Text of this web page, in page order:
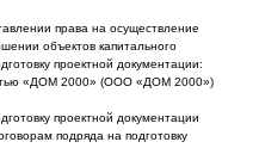
права на осуществление
объектов капитального
проектной документации:
«ДОМ 2000» (ООО «ДОМ 2000»)
проектной документации
подряда на подготовку